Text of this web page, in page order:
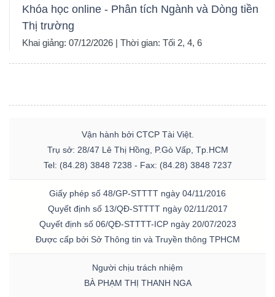
Khóa học online - Phân tích Ngành và Dòng tiền
Thị trường
Khai giảng: 07/12/2026 | Thời gian: Tối 2, 4, 6
Vận hành bởi CTCP Tài Việt.
Trụ sở: 28/47 Lê Thị Hồng, P.Gò Vấp, Tp.HCM
Tel: (84.28) 3848 7238 - Fax: (84.28) 3848 7237
Giấy phép số 48/GP-STTTT ngày 04/11/2016
Quyết định số 13/QĐ-STTTT ngày 02/11/2017
Quyết định số 06/QĐ-STTTT-ICP ngày 20/07/2023
Được cấp bởi Sở Thông tin và Truyền thông TPHCM
Người chịu trách nhiệm
BÀ PHẠM THỊ THANH NGA